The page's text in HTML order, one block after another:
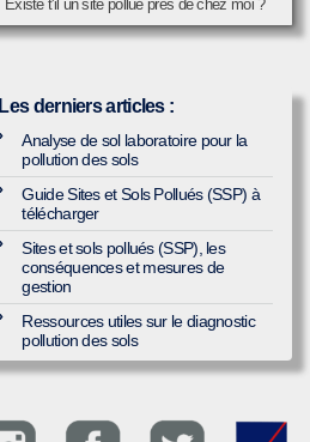
Existe t'il un site pollué près de chez moi ?
Les derniers articles :
Analyse de sol laboratoire pour la
pollution des sols
Guide Sites et Sols Pollués (SSP) à
télécharger
Sites et sols pollués (SSP), les
conséquences et mesures de
gestion
Ressources utiles sur le diagnostic
pollution des sols